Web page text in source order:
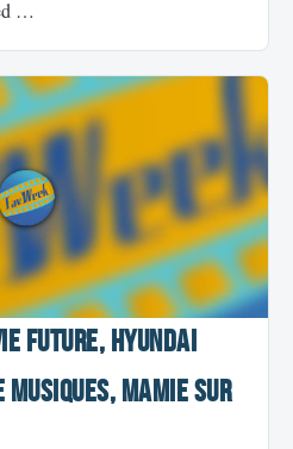
…
future, Hyundai
musiques, Mamie sur